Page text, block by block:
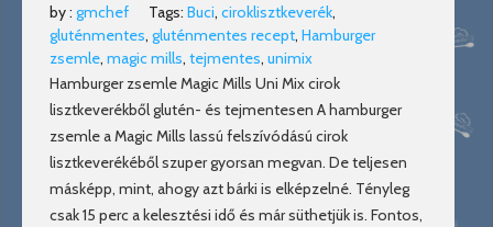
by : gmchef Tags: Buci, ciroklisztkeverék,
gluténmentes, gluténmentes recept, Hamburger
zsemle, magic mills, tejmentes, unimix
Hamburger zsemle Magic Mills Uni Mix cirok
lisztkeverékből glutén- és tejmentesen A hamburger
zsemle a Magic Mills lassú felszívódású cirok
lisztkeverékéből szuper gyorsan megvan. De teljesen
másképp, mint, ahogy azt bárki is elképzelné. Tényleg
csak 15 perc a kelesztési idő és már süthetjük is. Fontos,